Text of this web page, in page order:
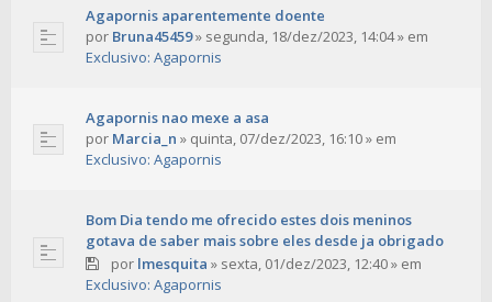
Agapornis aparentemente doente
por Bruna45459» segunda, 18/dez/2023, 14:04» em
Exclusivo: Agapornis
Agapornis nao mexe a asa
por Marcia_n » quinta, 07/dez/2023, 16:10» em
Exclusivo: Agapornis
Bom Dia tendo me ofrecido estes dois meninos
gotava de saber mais sobre eles desde ja obrigado
por lmesquita » sexta, 01/dez/2023, 12:40» em
Exclusivo: Agapornis